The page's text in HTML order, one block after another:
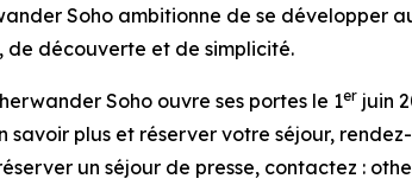
Soho ambitionne de se développer
de découverte et de simplicité.
Soho ouvre ses portes le 1erjuin
savoir plus et réserver votre séjour,
un séjour de presse, contactez :